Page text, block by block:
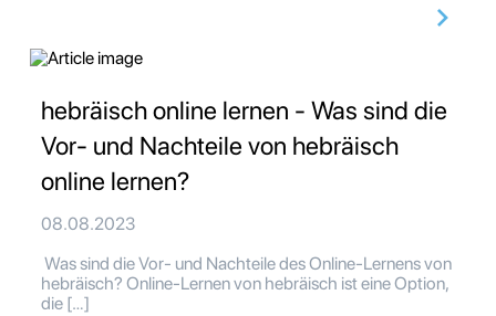
hebräisch online lernen - Was sind die
Vor- und Nachteile von hebräisch
online lernen?
08.08.2023
Was sind die Vor- und Nachteile des Online-Lernens von
hebräisch? Online-Lernen von hebräisch ist eine Option,
die […]